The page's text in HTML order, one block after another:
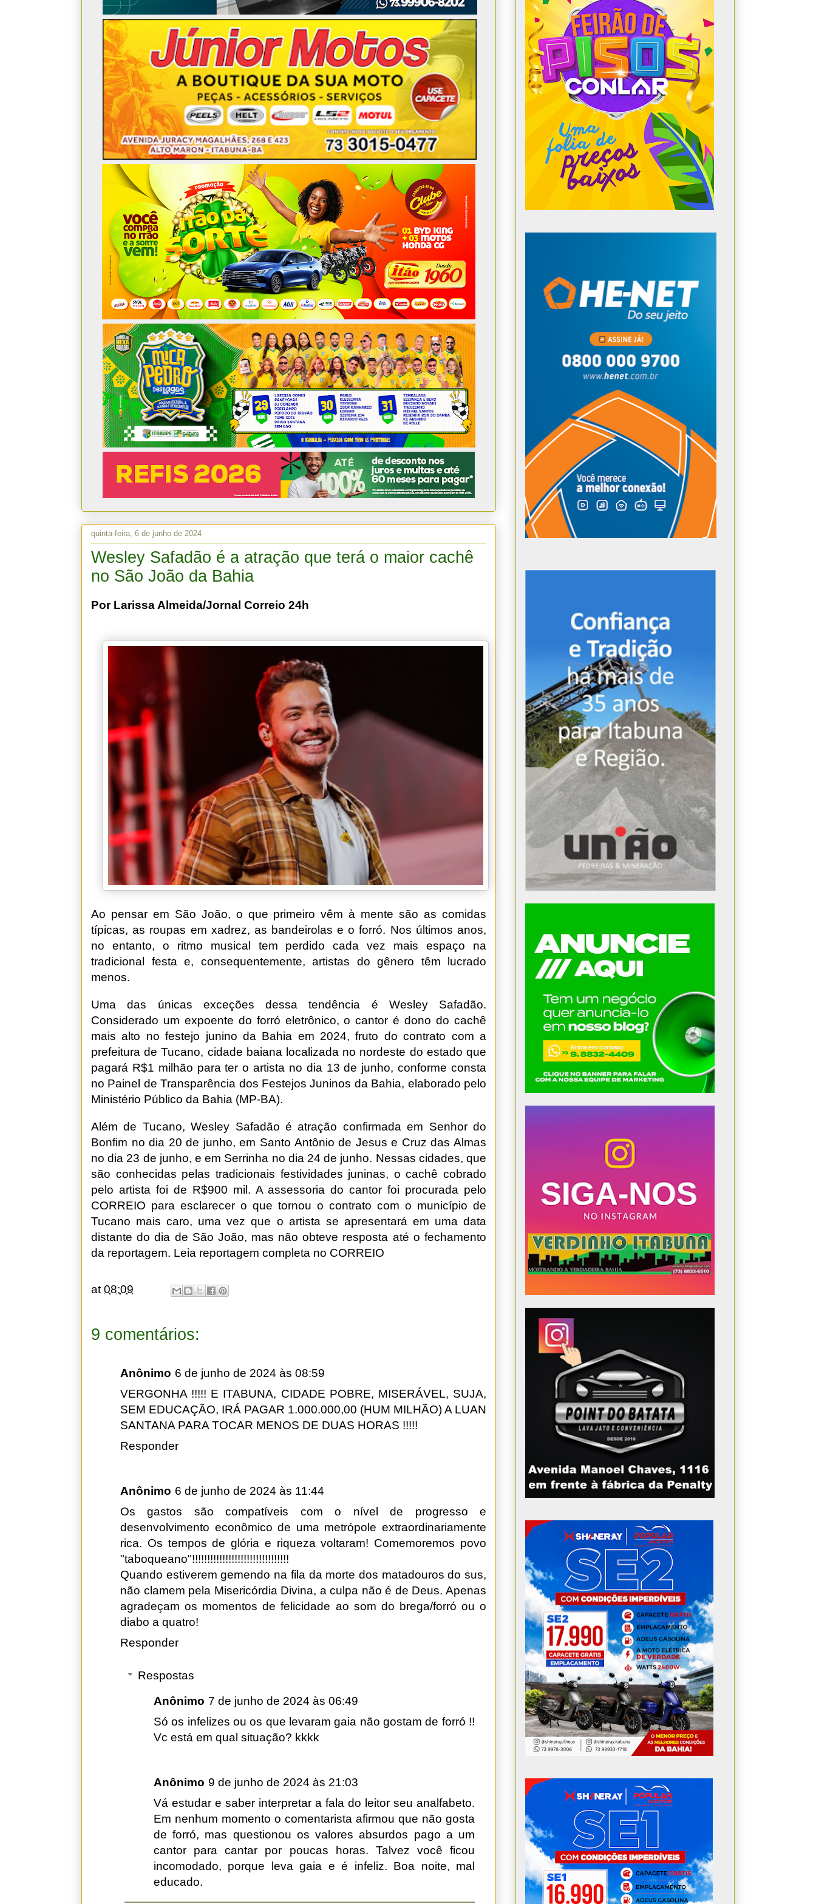
quinta-feira, 6 de junho de 2024
Wesley Safadão é a atração que terá o maior cachê
no São João da Bahia
Por Larissa Almeida/Jornal Correio 24h
Ao pensar em São João, o que primeiro vêm à mente são as comidas
típicas, as roupas em xadrez, as bandeirolas e o forró. Nos últimos anos,
no entanto, o ritmo musical tem perdido cada vez mais espaço na
tradicional festa e, consequentemente, artistas do gênero têm lucrado
menos.
Uma das únicas exceções dessa tendência é Wesley Safadão.
Considerado um expoente do forró eletrônico, o cantor é dono do cachê
mais alto no festejo junino da Bahia em 2024, fruto do contrato com a
prefeitura de Tucano, cidade baiana localizada no nordeste do estado que
pagará R$1 milhão para ter o artista no dia 13 de junho, conforme consta
no Painel de Transparência dos Festejos Juninos da Bahia, elaborado pelo
Ministério Público da Bahia (MP-BA).
Além de Tucano, Wesley Safadão é atração confirmada em Senhor do
Bonfim no dia 20 de junho, em Santo Antônio de Jesus e Cruz das Almas
no dia 23 de junho, e em Serrinha no dia 24 de junho. Nessas cidades, que
são conhecidas pelas tradicionais festividades juninas, o cachê cobrado
pelo artista foi de R$900 mil. A assessoria do cantor foi procurada pelo
CORREIO para esclarecer o que tornou o contrato com o município de
Tucano mais caro, uma vez que o artista se apresentará em uma data
distante do dia de São João, mas não obteve resposta até o fechamento
da reportagem. Leia reportagem completa no CORREIO
at08:09
9 comentários:
Anônimo 6 de junho de 2024 às 08:59
VERGONHA !!!!! E ITABUNA, CIDADE POBRE, MISERÁVEL, SUJA,
SEM EDUCAÇÃO, IRÁ PAGAR 1.000.000,00 (HUM MILHÃO) A LUAN
SANTANA PARA TOCAR MENOS DE DUAS HORAS !!!!!
Responder
Anônimo 6 de junho de 2024 às 11:44
Os gastos são compatíveis com o nível de progresso e
desenvolvimento econômico de uma metrópole extraordinariamente
rica. Os tempos de glória e riqueza voltaram! Comemoremos povo
"taboqueano"!!!!!!!!!!!!!!!!!!!!!!!!!!!!!!!!
Quando estiverem gemendo na fila da morte dos matadouros do sus,
não clamem pela Misericórdia Divina, a culpa não é de Deus. Apenas
agradeçam os momentos de felicidade ao som do brega/forró ou o
diabo a quatro!
Responder
Respostas
Anônimo 7 de junho de 2024 às 06:49
Só os infelizes ou os que levaram gaia não gostam de forró !!
Vc está em qual situação? kkkk
Anônimo 9 de junho de 2024 às 21:03
Vá estudar e saber interpretar a fala do leitor seu analfabeto.
Em nenhum momento o comentarista afirmou que não gosta
de forró, mas questionou os valores absurdos pago a um
cantor para cantar por poucas horas. Talvez você ficou
incomodado, porque leva gaia e é infeliz. Boa noite, mal
educado.